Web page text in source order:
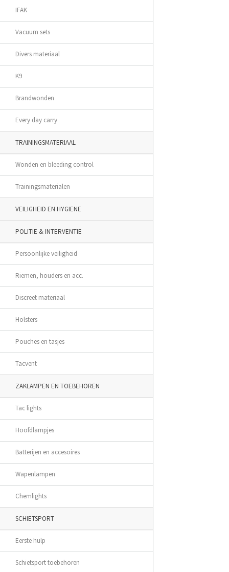
IFAK
Vacuum sets
Divers materiaal
K9
Brandwonden
Every day carry
TRAININGSMATERIAAL
Wonden en bleeding control
Trainingsmaterialen
VEILIGHEID EN HYGIENE
POLITIE & INTERVENTIE
Persoonlijke veiligheid
Riemen, houders en acc.
Discreet materiaal
Holsters
Pouches en tasjes
Tacvent
ZAKLAMPEN EN TOEBEHOREN
Tac lights
Hoofdlampjes
Batterijen en accesoires
Wapenlampen
Chemlights
SCHIETSPORT
Eerste hulp
Schietsport toebehoren